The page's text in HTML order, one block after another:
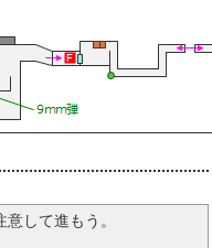
して進もう。